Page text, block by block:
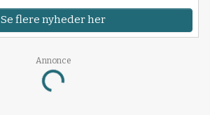
Se flere nyheder her
Annonce
Loading...